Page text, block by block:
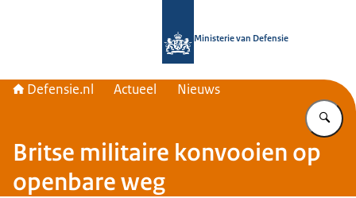
Ministerie van Defensie
Defensie.nl Actueel Nieuws
Britse militaire konvooien op
openbare weg